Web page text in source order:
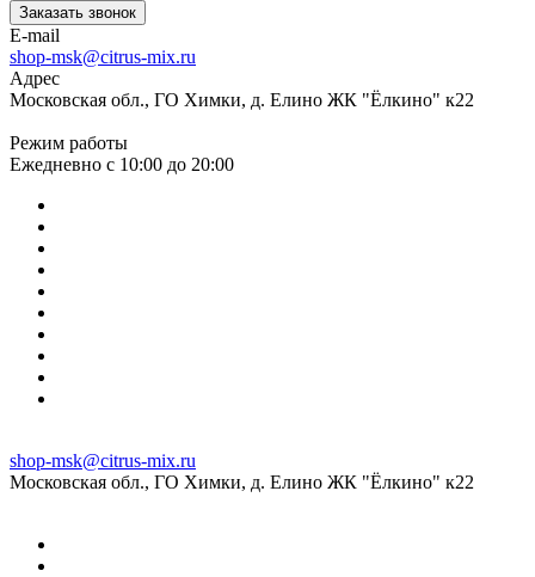
Заказать звонок
E-mail
shop-msk@citrus-mix.ru
Адрес
Московская обл., ГО Химки, д. Елино ЖК "Ёлкино" к22
Режим работы
Ежедневно с 10:00 до 20:00
shop-msk@citrus-mix.ru
Московская обл., ГО Химки, д. Елино ЖК "Ёлкино" к22